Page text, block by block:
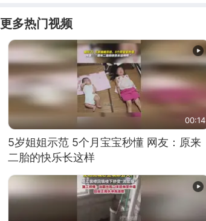
更多热门视频
00:14
5岁姐姐示范 5个月宝宝秒懂 网友：原来
二胎的快乐长这样